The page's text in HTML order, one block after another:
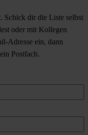
Schick dir die Liste selbst
oder mit Kollegen
Adresse ein, dann
Postfach.